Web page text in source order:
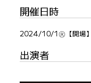
開催日時
2024/10/1㊋【開場
出演者